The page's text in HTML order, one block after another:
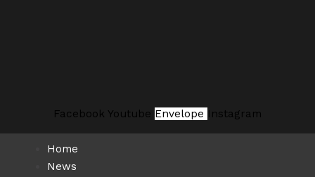
Facebook Youtube Envelope Instagram
Home
News